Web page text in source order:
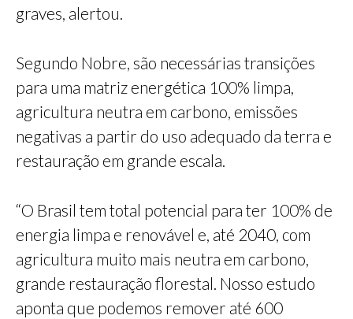
graves, alertou.
Segundo Nobre, são necessárias transições
para uma matriz energética 100% limpa,
agricultura neutra em carbono, emissões
negativas a partir do uso adequado da terra e
restauração em grande escala.
“O Brasil tem total potencial para ter 100% de
energia limpa e renovável e, até 2040, com
agricultura muito mais neutra em carbono,
grande restauração florestal. Nosso estudo
aponta que podemos remover até 600